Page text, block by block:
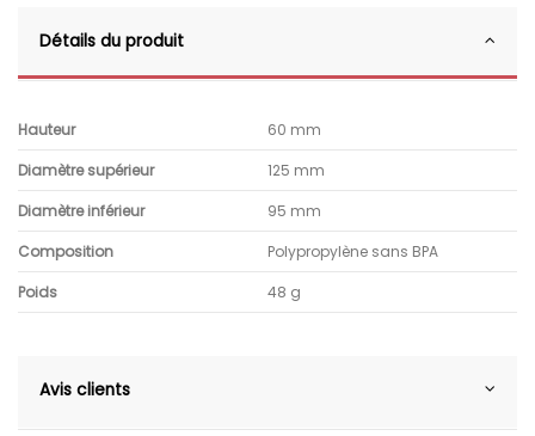
Détails du produit
Hauteur
60 mm
Diamètre supérieur
125 mm
Diamètre inférieur
95 mm
Composition
Polypropylène sans BPA
Poids
48 g
Avis clients